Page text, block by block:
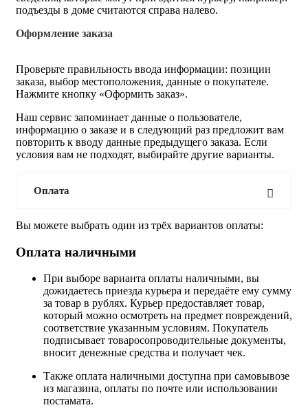
подъезды в доме считаются справа налево.
Оформление заказа
Проверьте правильность ввода информации: позиции
заказа, выбор местоположения, данные о покупателе.
Нажмите кнопку «Оформить заказ».
Наш сервис запоминает данные о пользователе,
информацию о заказе и в следующий раз предложит вам
повторить к вводу данные предыдущего заказа. Если
условия вам не подходят, выбирайте другие варианты.
Оплата
Вы можете выбрать один из трёх вариантов оплаты:
Оплата наличными
При выборе варианта оплаты наличными, вы
дожидаетесь приезда курьера и передаёте ему сумму
за товар в рублях. Курьер предоставляет товар,
который можно осмотреть на предмет повреждений,
соответствие указанным условиям. Покупатель
подписывает товаросопроводительные документы,
вносит денежные средства и получает чек.
Также оплата наличными доступна при самовывозе
из магазина, оплаты по почте или использовании
постамата.